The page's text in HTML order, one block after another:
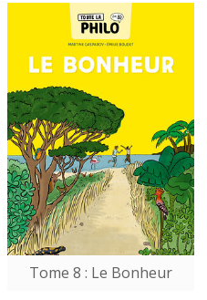
Tome 8 : Le Bonheur